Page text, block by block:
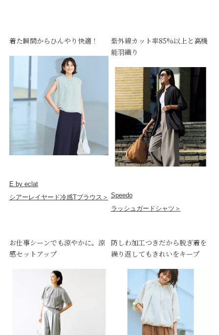
着た瞬間からひんやり快適！
E by eclat
シアーレイヤード冷感Tブラウス＞
紫外線カット率85%以上と高機
能羽織り
Speedo
ラッシュガードシャツ＞
お仕事シーンでも涼やかに。涼
感セットアップ
防しわ加工つきだから脱ぎ着を
繰り返してもきれいをキープ